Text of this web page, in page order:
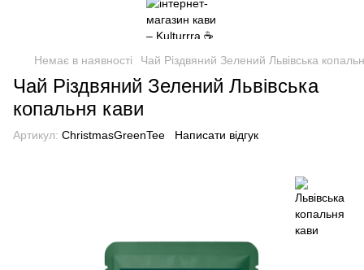
Немає в наявності Чай Різдвяний Зелений Львівська
Чай Різдвяний Зелений Львівська
копальня кави
Артикул: ChristmasGreenTee Написати відгук